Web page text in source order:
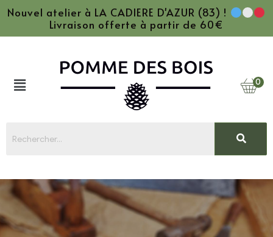
Nouvel atelier à LA CADIERE D'AZUR (83) !
Livraison offerte à partir de 60€
0